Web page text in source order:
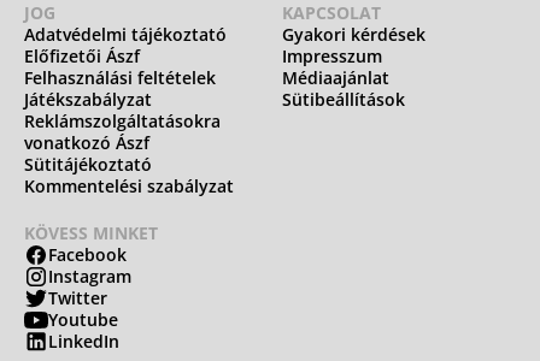
JOG
Adatvédelmi tájékoztató
Előfizetői Ászf
Felhasználási feltételek
Játékszabályzat
Reklámszolgáltatásokra
vonatkozó Ászf
Sütitájékoztató
Kommentelési szabályzat
KAPCSOLAT
Gyakori kérdések
Impresszum
Médiaajánlat
Sütibeállítások
KÖVESS MINKET
Facebook
Instagram
Twitter
Youtube
LinkedIn